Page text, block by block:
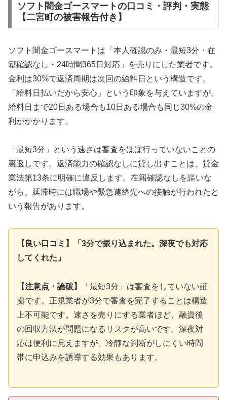
ソフト闇金ゴースマートの口コミ・評判・実態
【二宮町の被害報告付き】
ソフト闇金ゴースマートは「本人確認のみ・最短3分・在
籍確認なし・24時間365日対応」を売りにした業者です。
金利は30%で返済周期は次回の給料日という構造です。
「給料日払いだから安心」という印象を与えていますが、
給料日まで20日ある場合も10日ある場合も同じ30%の金
利がかかります。
「最短3分」という速さは審査をほぼ行っていないことの
裏返しです。返済能力の確認なしに貸し出すことは、貸金
業法第13条に明確に違反します。在籍確認なしを謳いな
がら、延滞時には職場や緊急連絡先への接触が行われたと
いう報告があります。
【良い口コミ】「3分で振り込まれた。深夜でも対応
してくれた」
【注意点・論破】
「最短3分」は審査をしていない証
拠です。正規業者が3分で審査を完了することは構造
上不可能です。速さを売りにする業者ほど、融資後
の回収方法が問題になるリスクが高いです。深夜対
応は便利に見えますが、冷静な判断がしにくい時間
帯に申込みを誘導する効果もあります。